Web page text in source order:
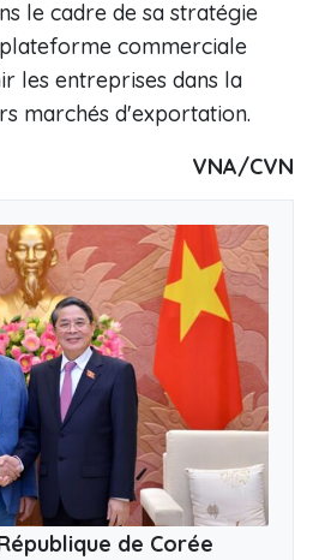
le cadre de sa stratégie
commerciale
les entreprises dans la
marchés d'exportation.
VNA/CVN
de Corée